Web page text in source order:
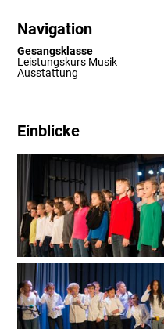
Navigation
Gesangsklasse
Leistungskurs Musik
Ausstattung
Einblicke